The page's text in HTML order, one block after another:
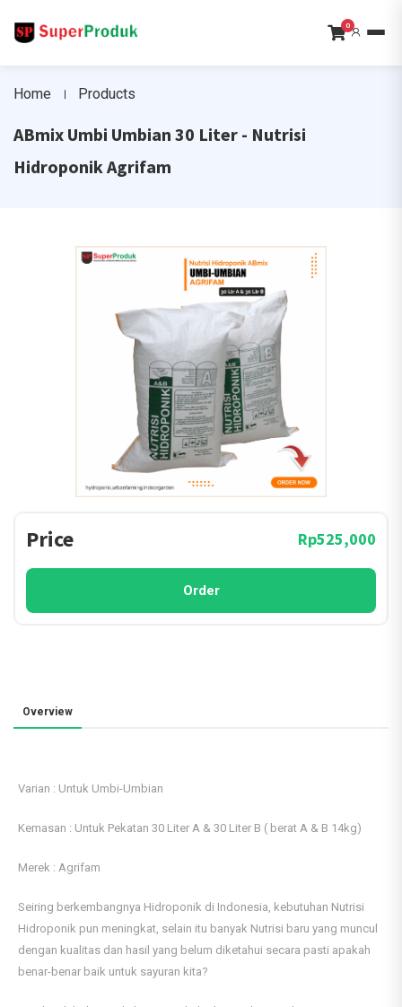
0
Home Products
ABmix Umbi Umbian 30 Liter - Nutrisi
Hidroponik Agrifam
Price Rp525,000
Order
Overview
Varian : Untuk Umbi-Umbian
Kemasan : Untuk Pekatan 30 Liter A & 30 Liter B ( berat A & B 14kg)
Merek : Agrifam
Seiring berkembangnya Hidroponik di Indonesia, kebutuhan Nutrisi
Hidroponik pun meningkat, selain itu banyak Nutrisi baru yang muncul
dengan kualitas dan hasil yang belum diketahui secara pasti apakah
benar-benar baik untuk sayuran kita?